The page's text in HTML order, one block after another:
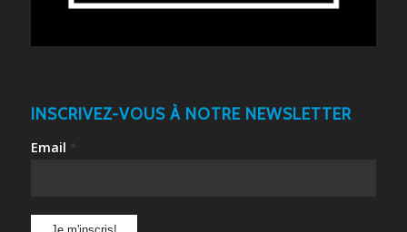
INSCRIVEZ-VOUS À NOTRE NEWSLETTER
Email *